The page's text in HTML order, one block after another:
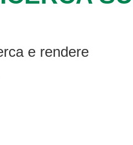
e rendere